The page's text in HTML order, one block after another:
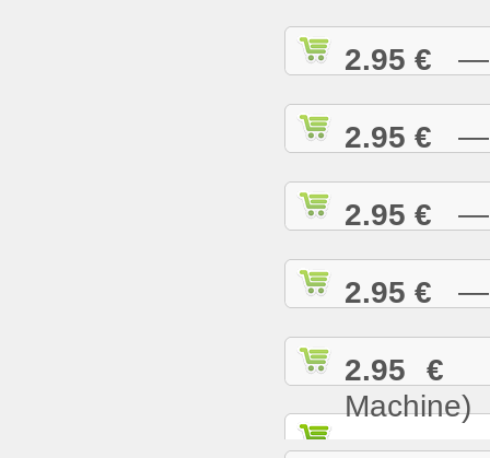
2.95 € —
2.95 € —
2.95 € —
2.95 € —
2.95 €
Machine)